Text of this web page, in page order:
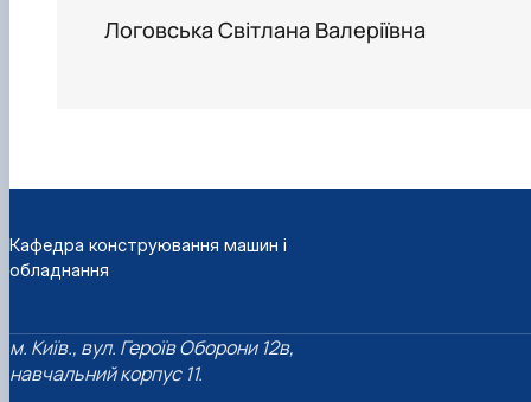
Логовська Світлана Валеріївна
Кафедра конструювання машин і
обладнання
м. Київ., вул. Героїв Оборони 12в,
навчальний корпус 11.